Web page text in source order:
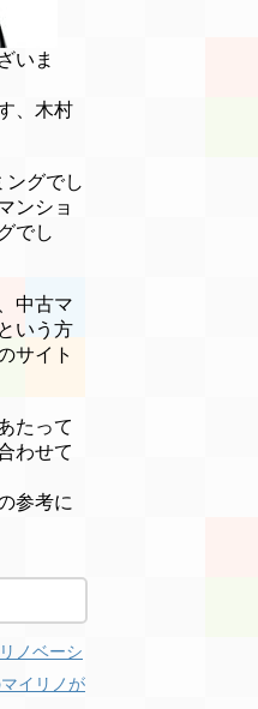
いま
、木村
ングでし
ンショ
でし
中古マ
いう方
サイト
たって
わせて
参考に
ノベーシ
イリノが